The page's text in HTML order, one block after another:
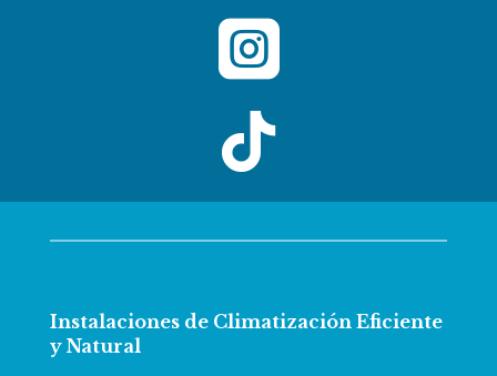


Instalaciones de Climatización Eficiente
y Natural